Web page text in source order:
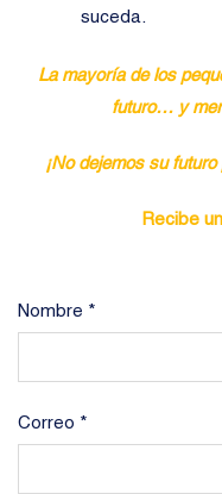
suceda.
La mayoría de los
futuro… y
¡No dejemos su
Recibe
Nombre *
Correo *